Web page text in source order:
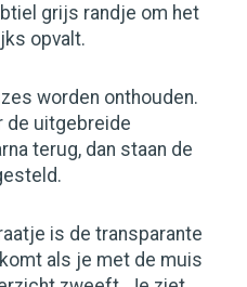
grijs randje om het
opvalt.
worden onthouden.
de uitgebreide
terug, dan staan de
is de transparante
als je met de muis